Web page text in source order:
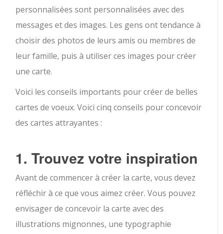
personnalisées sont personnalisées avec des
messages et des images. Les gens ont tendance à
choisir des photos de leurs amis ou membres de
leur famille, puis à utiliser ces images pour créer
une carte.
Voici les conseils importants pour créer de belles
cartes de voeux. Voici cinq conseils pour concevoir
des cartes attrayantes :
1. Trouvez votre inspiration
Avant de commencer à créer la carte, vous devez
réfléchir à ce que vous aimez créer. Vous pouvez
envisager de concevoir la carte avec des
illustrations mignonnes, une typographie